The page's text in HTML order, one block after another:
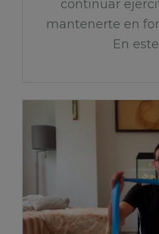
continuar
mantenerte en
En